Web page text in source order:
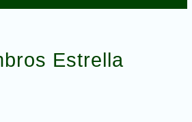
Estrella